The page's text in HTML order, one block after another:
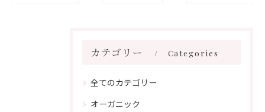
カテゴリー Categories
全てのカテゴリー
オーガニック